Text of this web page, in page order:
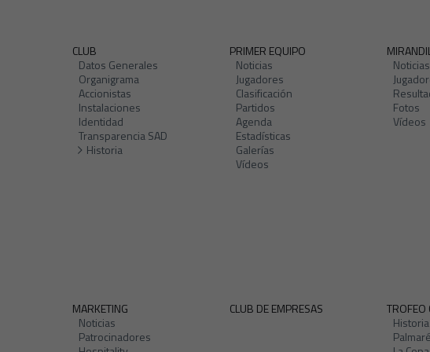
CLUB
Datos Generales
Organigrama
Accionistas
Instalaciones
Identidad
Transparencia SAD
Historia
PRIMER EQUIPO
Noticias
Jugadores
Clasificación
Partidos
Agenda
Estadísticas
Galerías
Vídeos
Noticias
Fotos
Vídeos
MARKETING
Noticias
Patrocinadores
CLUB DE EMPRESAS
TROFEO